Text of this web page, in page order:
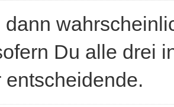
dann
Du alle drei
entscheidende.